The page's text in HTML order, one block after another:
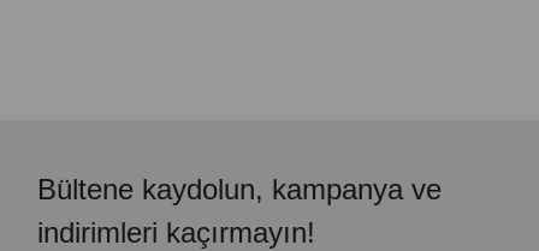
Bültene kaydolun, kampanya ve
indirimleri kaçırmayın!